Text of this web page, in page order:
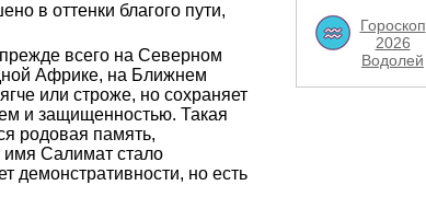
в оттенки благого пути,
всего на Северном
Африке, на Ближнем
или строже, но сохраняет
и защищенностью. Такая
родовая память,
имя Салимат стало
демонстративности, но есть
Гороскоп
2026
Водолей